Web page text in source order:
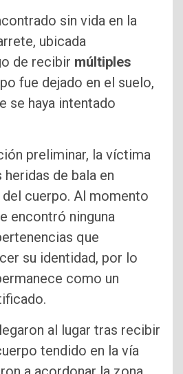
sin vida en la
ubicada
de recibir múltiples
fue dejado en el suelo,
se haya intentado
preliminar, la víctima
de bala en
cuerpo. Al momento
encontró ninguna
que
su identidad, por lo
como un
al lugar tras recibir
tendido en la vía